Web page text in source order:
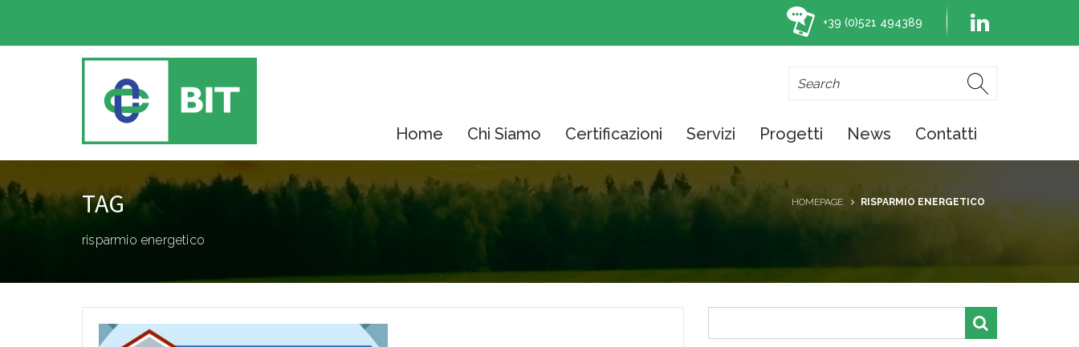
+39 (0)521 494389
Home Chi Siamo Certificazioni Servizi Progetti News Contatti
TAG
risparmio energetico
HOMEPAGE RISPARMIO ENERGETICO